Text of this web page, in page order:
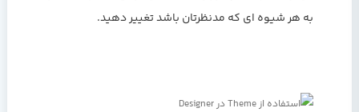
به هر شیوه ای که مدنظرتان باشد تغییر دهید.